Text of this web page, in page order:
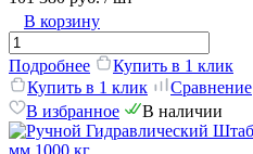
В корзину
Подробнее
Купить в 1 клик
Купить в 1 клик
Сравнение
В избранное
В наличии